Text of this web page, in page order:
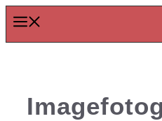
Zum
Inhalt